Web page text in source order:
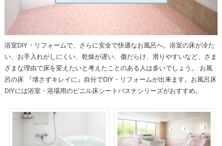
浴室DIY・リフォームで、さらに安全で快適なお風呂へ。浴室の床が冷た
い、お手入れがしにくい、乾燥が遅い、傷だらけ、滑りやすいなど、さま
ざまな理由で床を変えたいと考えたことのある人は多いでしょう。 お風
呂の床 『壊さずキレイに』自分でDIY・リフォームが出来ます。お風呂床
DIYには浴室・浴場用のビニル床シートバスナシリーズがおすすめ。